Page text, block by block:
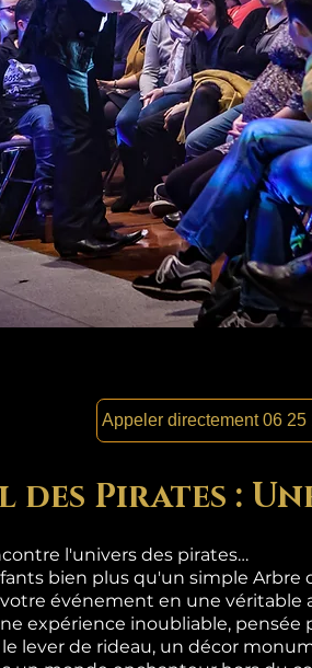
Appeler directement 06 25
des Pirates :
l'univers des pirates…
bien plus qu'un simple
événement en une véritable
expérience inoubliable, pensée
lever de rideau, un décor